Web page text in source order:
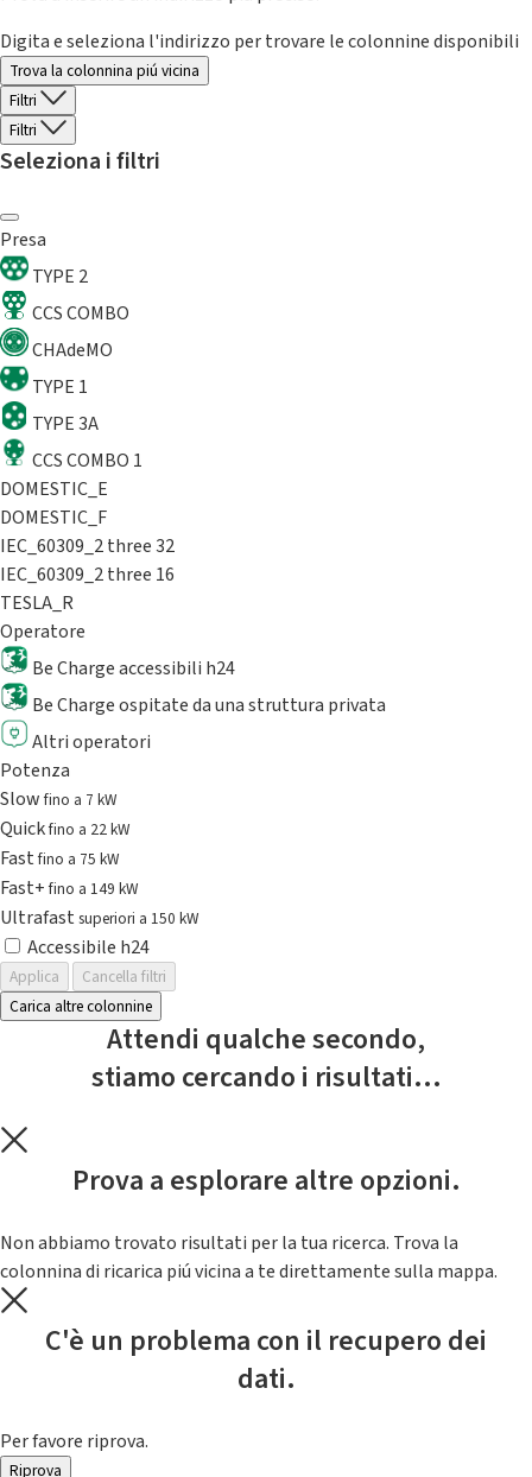
Digita e seleziona l'indirizzo per trovare le colonnine disponibili
Trova la colonnina piú vicina
Filtri
Filtri
Seleziona i filtri
Presa
TYPE 2
CCS COMBO
CHAdeMO
TYPE 1
TYPE 3A
CCS COMBO 1
DOMESTIC_E
DOMESTIC_F
IEC_60309_2 three 32
IEC_60309_2 three 16
TESLA_R
Operatore
Be Charge accessibili h24
Be Charge ospitate da una struttura privata
Altri operatori
Potenza
Slowfino a 7 kW
Quickfino a 22 kW
Fastfino a 75 kW
Fast+fino a 149 kW
Ultrafast superiori a 150 kW
Accessibile h24
Applica
Cancella filtri
Carica altre colonnine
Attendi qualche secondo,
stiamo cercando i risultati...
Prova a esplorare altre opzioni.
Non abbiamo trovato risultati per la tua ricerca. Trova la
colonnina di ricarica piú vicina a te direttamente sulla mappa.
C'è un problema con il recupero dei
dati.
Per favore riprova.
Riprova